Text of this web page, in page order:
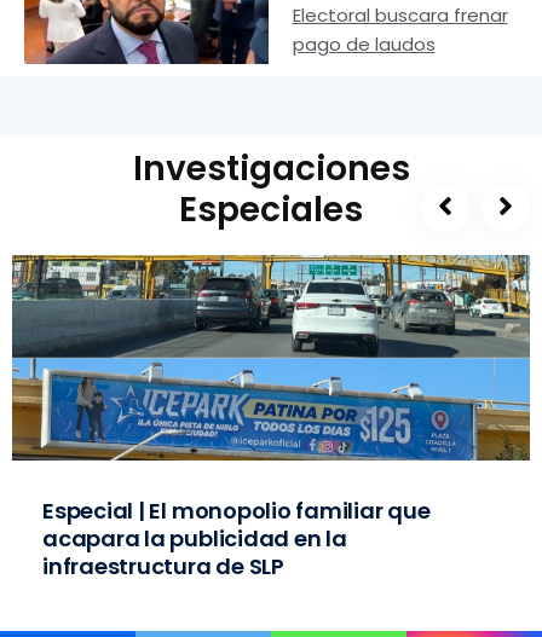
Electoral buscara frenar
pago de laudos
Investigaciones
Especiales
Especial | El monopolio familiar que
acapara la publicidad en la
infraestructura de SLP